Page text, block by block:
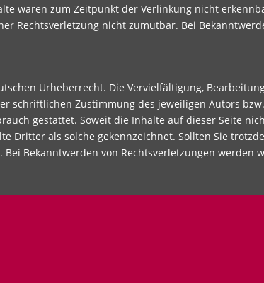
waren zum Zeitpunkt der Verlinkung nicht
Rechtsverletzung nicht zumutbar. Bei
Urheberrecht. Die Vervielfältigung,
schriftlichen Zustimmung des jeweiligen Autors bzw.
gestattet. Soweit die Inhalte auf dieser Seite
Dritter als solche gekennzeichnet. Sollten Sie
Bekanntwerden von Rechtsverletzungen werden